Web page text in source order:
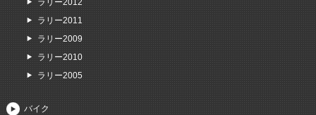
ラリー2012
ラリー2011
ラリー2009
ラリー2010
ラリー2005
バイク